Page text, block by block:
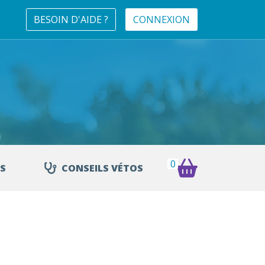
BESOIN D'AIDE ? CONNEXION
CONSEILS VÉTOS 0